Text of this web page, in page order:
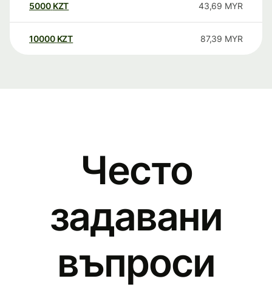
5000 KZT 43,69 MYR
10000 KZT 87,39 MYR
Често
задавани
въпроси